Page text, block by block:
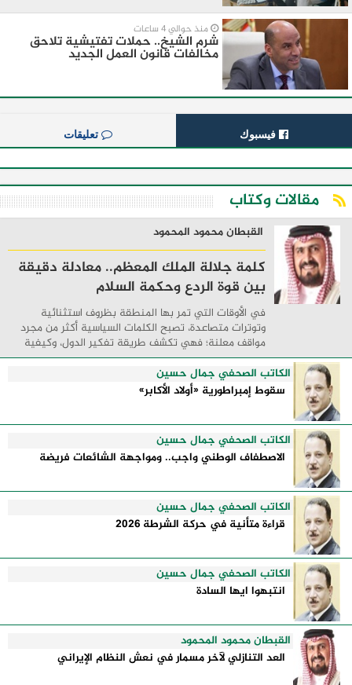
منذ حوالي 4 ساعات
شرم الشيخ.. حملات تفتيشية تلاحق
مخالفات قانون العمل الجديد
فيسبوك تعليقات
مقالات وكتاب
القبطان محمود المحمود
كلمة جلالة الملك المعظم.. معادلة دقيقة
بين قوة الردع وحكمة السلام
في الأوقات التي تمر بها المنطقة بظروف استثنائية
وتوترات متصاعدة، تصبح الكلمات السياسية أكثر من مجرد
مواقف معلنة؛ فهي تكشف طريقة تفكير الدول، وكيفية
إدارتها للأزمات، والحدود التي تفصل بين القوة ...
الكاتب الصحفي جمال حسين
سقوط إمبراطورية «أولاد الأكابر»
الكاتب الصحفي جمال حسين
الاصطفاف الوطني واجب.. ومواجهة الشائعات فريضة
الكاتب الصحفي جمال حسين
قراءة متأنية في حركة الشرطة 2026
الكاتب الصحفي جمال حسين
انتبهوا ايها السادة
القبطان محمود المحمود
العد التنازلي لآخر مسمار في نعش النظام الإيراني